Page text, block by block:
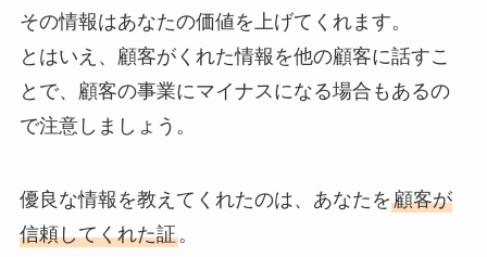
その情報はあなたの価値を上げてくれます。
とはいえ、顧客がくれた情報を他の顧客に話すこ
とで、顧客の事業にマイナスになる場合もあるの
で注意しましょう。
優良な情報を教えてくれたのは、あなたを顧客が
信頼してくれた証。